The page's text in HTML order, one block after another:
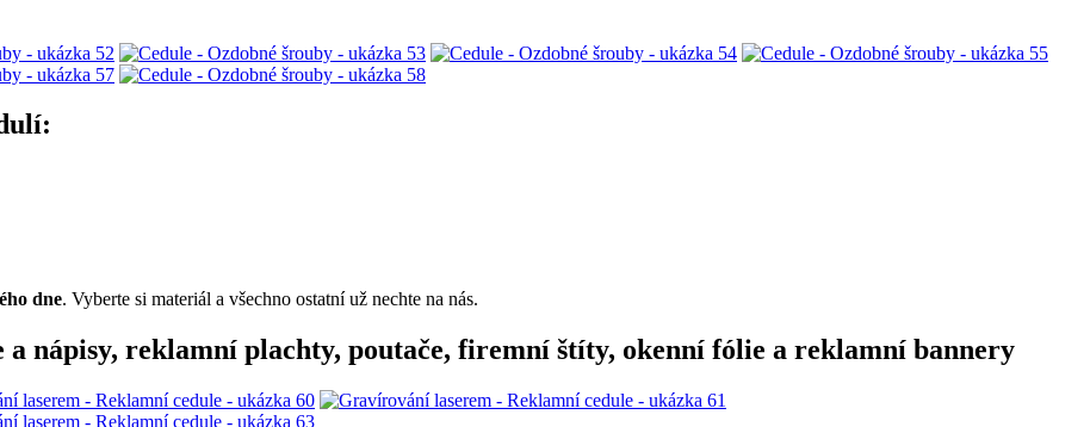
dne. Vyberte si materiál a všechno ostatní už nechte na nás.
nápisy, reklamní plachty, poutače, firemní štíty, okenní fólie a reklamní bannery